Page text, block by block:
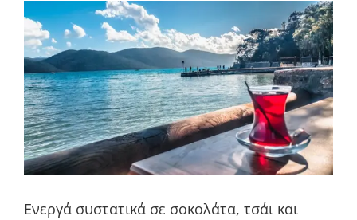
Προβολή
μεγαλύτερης
εικόνας
Ενεργά συστατικά σε σοκολάτα, τσάι και